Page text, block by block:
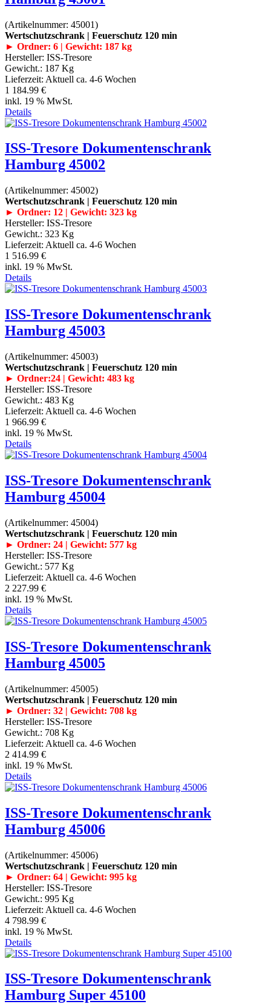
(Artikelnummer: 45001)
Wertschutzschrank | Feuerschutz 120 min
► Ordner: 6 | Gewicht: 187 kg
Hersteller: ISS-Tresore
Gewicht.: 187 Kg
Lieferzeit: Aktuell ca. 4-6 Wochen
1 184.99 €
inkl. 19 % MwSt.
Details
ISS-Tresore Dokumentenschrank
Hamburg 45002
(Artikelnummer: 45002)
Wertschutzschrank | Feuerschutz 120 min
► Ordner: 12 | Gewicht: 323 kg
Hersteller: ISS-Tresore
Gewicht.: 323 Kg
Lieferzeit: Aktuell ca. 4-6 Wochen
1 516.99 €
inkl. 19 % MwSt.
Details
ISS-Tresore Dokumentenschrank
Hamburg 45003
(Artikelnummer: 45003)
Wertschutzschrank | Feuerschutz 120 min
► Ordner:24 | Gewicht: 483 kg
Hersteller: ISS-Tresore
Gewicht.: 483 Kg
Lieferzeit: Aktuell ca. 4-6 Wochen
1 966.99 €
inkl. 19 % MwSt.
Details
ISS-Tresore Dokumentenschrank
Hamburg 45004
(Artikelnummer: 45004)
Wertschutzschrank | Feuerschutz 120 min
► Ordner: 24 | Gewicht: 577 kg
Hersteller: ISS-Tresore
Gewicht.: 577 Kg
Lieferzeit: Aktuell ca. 4-6 Wochen
2 227.99 €
inkl. 19 % MwSt.
Details
ISS-Tresore Dokumentenschrank
Hamburg 45005
(Artikelnummer: 45005)
Wertschutzschrank | Feuerschutz 120 min
► Ordner: 32 | Gewicht: 708 kg
Hersteller: ISS-Tresore
Gewicht.: 708 Kg
Lieferzeit: Aktuell ca. 4-6 Wochen
2 414.99 €
inkl. 19 % MwSt.
Details
ISS-Tresore Dokumentenschrank
Hamburg 45006
(Artikelnummer: 45006)
Wertschutzschrank | Feuerschutz 120 min
► Ordner: 64 | Gewicht: 995 kg
Hersteller: ISS-Tresore
Gewicht.: 995 Kg
Lieferzeit: Aktuell ca. 4-6 Wochen
4 798.99 €
inkl. 19 % MwSt.
Details
ISS-Tresore Dokumentenschrank
Hamburg Super 45100